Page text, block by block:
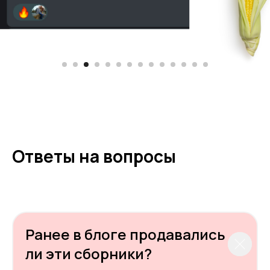
Ответы на вопросы
Ранее в блоге продавались
ли эти сборники?